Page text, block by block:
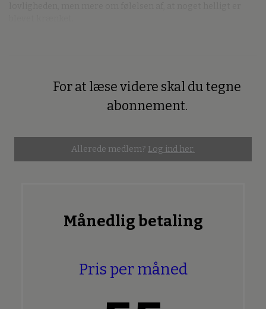
For at læse videre skal du tegne
abonnement.
Allerede medlem? Log ind her.
Månedlig betaling
Pris per måned